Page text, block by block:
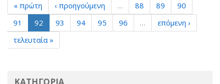
« πρώτη ‹ προηγούμενη … 88 89
90
91
92 93 94 95 96 …
επόμενη ›
τελευταία »